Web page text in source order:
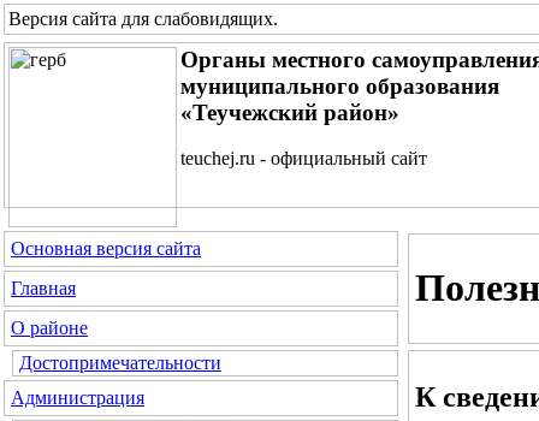
Версия сайта для слабовидящих.
Органы местного
муниципального образования
«Теучежский район»
teuchej.ru - официальный сайт
Основная версия сайта
Главная
О районе
Достопримечательности
Администрация
К